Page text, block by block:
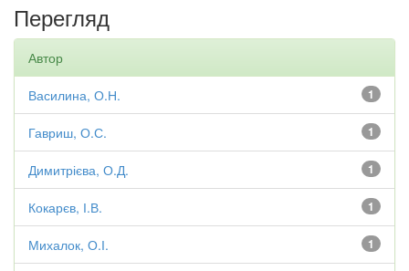
Перегляд
Автор
1
Василина, О.Н.
1
Гавриш, О.С.
1
Димитрієва, О.Д.
1
Кокарєв, І.В.
1
Михалок, О.І.